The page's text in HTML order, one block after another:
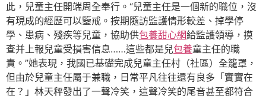
此，兒童主任開端周全奉行。“兒童主任是一個新的職位，沒
有現成的經歷可以鑒戒。按期隨訪監護情形較差、掉學停
學、患病、殘疾等兒童，協助供包養甜心網給監護領導，摸
查并上報兒童受損害信息……這些都是兒包養童主任的職
責。”她表現，我國已基礎完成兒童主任村（社區）全籠罩，
但由於兒童主任屬于兼職，日常平凡往往還有良多「實實在
在？」林天秤發出了一聲冷笑，這聲冷笑的尾音甚至都符合